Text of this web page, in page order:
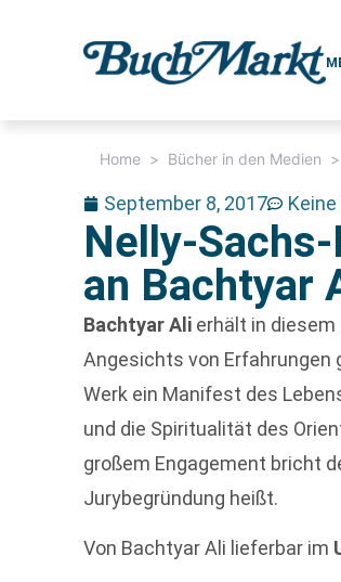
Home > Bücher in den Medien >
September 8, 2017
Nelly-
an Bachtyar
Bachtyar Ali erhält in
Angesichts von Erfahrungen
Werk ein Manifest des
und die Spiritualität des
großem Engagement bricht
Jurybegründung heißt.
Von Bachtyar Ali lieferbar im